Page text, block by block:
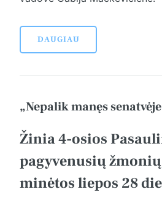
DAUGIAU
„Nepalik manęs
Žinia 4-osios
pagyvenusių
minėtos liepos 28